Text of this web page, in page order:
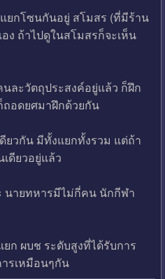
ยกโซนกันอยู่ สโมสร (ที่มีร้าน
ง ถ้าไปดูในสโมสรก็จะเห็น
ละวัตถุประสงค์อยู่แล้ว ก็ฝึก
อดยศมาฝึกด้วยกัน
ยวกัน มีทั้งแยกทั้งรวม แต่ถ้า
ดียวอยู่แล้ว
นายทหารมีไม่กี่คน นักกีฬา
ก ผบช ระดับสูงที่ได้รับการ
รเหมือนๆกัน